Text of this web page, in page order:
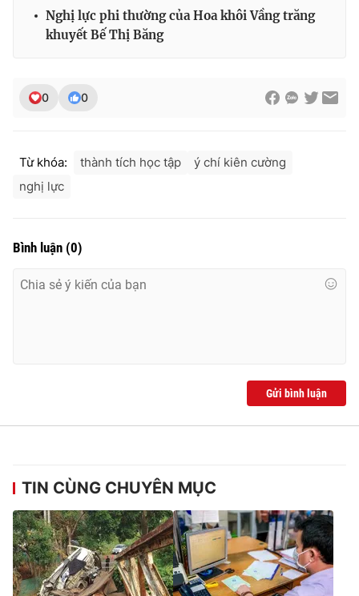
Ðiện thoại Thời báo VTV:024.66 897 897
Email:toasoan@vtv.vn
® Cấm sao chép dưới mọi hình thức nếu không có sự chấp
thuận bằng văn bản. Ghi rõ nguồn VTV.vn khi phát hành lại
Nghị lực phi thường của Hoa khôi Vầng trăng
khuyết Bế Thị Băng
0 0
Từ khóa: thành tích học tập
ý chí kiên cường
nghị lực
Bình luận (0)
Gửi bình luận
TIN CÙNG CHUYÊN MỤC